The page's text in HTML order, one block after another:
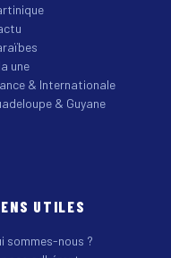
une
& Internationale
& Guyane
UTILES
sommes-nous ?